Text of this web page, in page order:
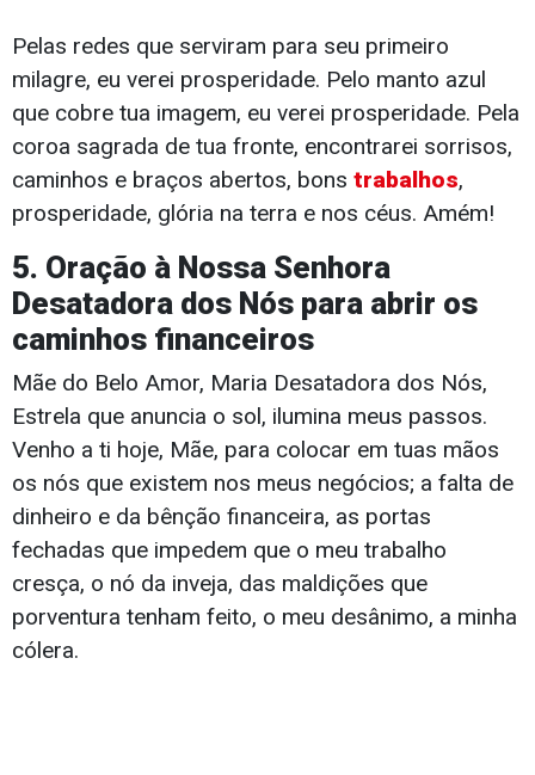
Pelas redes que serviram para seu primeiro
milagre, eu verei prosperidade. Pelo manto azul
que cobre tua imagem, eu verei prosperidade. Pela
coroa sagrada de tua fronte, encontrarei sorrisos,
caminhos e braços abertos, bons trabalhos,
prosperidade, glória na terra e nos céus. Amém!
5. Oração à Nossa Senhora
Desatadora dos Nós para abrir os
caminhos financeiros
​​​​​​Mãe do Belo Amor, Maria Desatadora dos Nós,
Estrela que anuncia o sol, ilumina meus passos.
Venho a ti hoje, Mãe, para colocar em tuas mãos
os nós que existem nos meus negócios; a falta de
dinheiro e da bênção financeira, as portas
fechadas que impedem que o meu trabalho
cresça, o nó da inveja, das maldições que
porventura tenham feito, o meu desânimo, a minha
cólera.